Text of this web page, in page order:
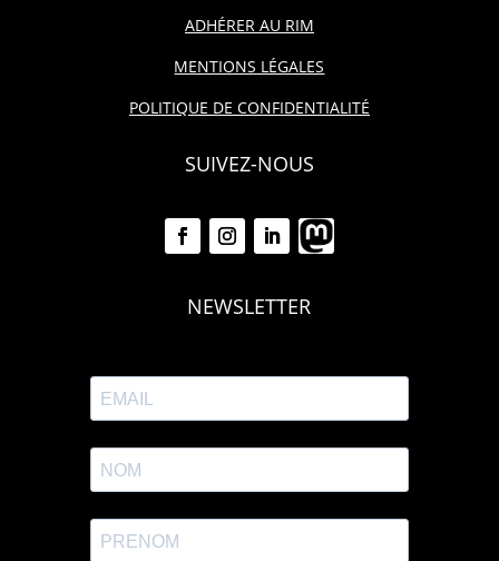
ADHÉRER AU RIM
MENTIONS LÉGALES
POLITIQUE DE CONFIDENTIALITÉ
SUIVEZ-NOUS
NEWSLETTER